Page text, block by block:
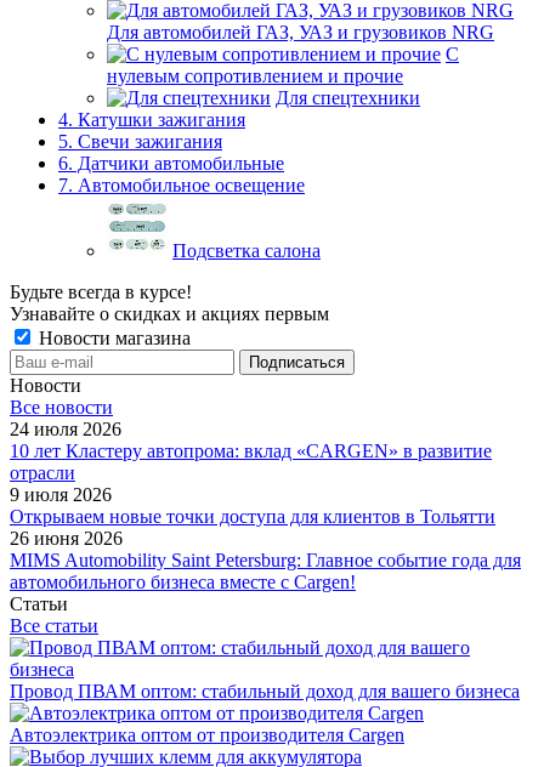
Для автомобилей ГАЗ, УАЗ и грузовиков NRG
С
нулевым сопротивлением и прочие
Для спецтехники
4. Катушки зажигания
5. Свечи зажигания
6. Датчики автомобильные
7. Автомобильное освещение
Подсветка салона
Будьте всегда в курсе!
Узнавайте о скидках и акциях первым
Новости магазина
Новости
Все новости
24 июля 2026
10 лет Кластеру автопрома: вклад «CARGEN» в развитие
отрасли
9 июля 2026
Открываем новые точки доступа для клиентов в Тольятти
26 июня 2026
MIMS Automobility Saint Petersburg: Главное событие года для
автомобильного бизнеса вместе с Cargen!
Статьи
Все статьи
Провод ПВАМ оптом: стабильный доход для вашего бизнеса
Автоэлектрика оптом от производителя Cargen